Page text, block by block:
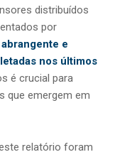
distribuídos
por
e
nos últimos
é crucial para
que emergem em
relatório foram